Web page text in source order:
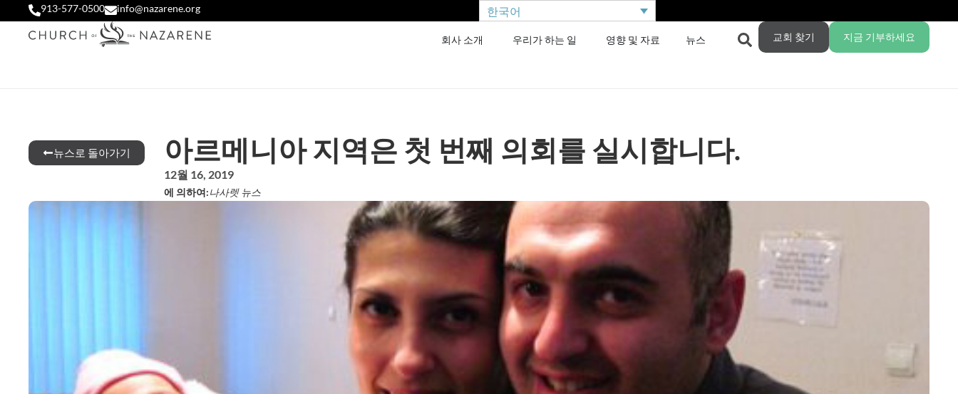
913-577-0500 info@nazarene.org 한국어
회사 소개 우리가 하는 일 영향 및 자료 뉴스 교회 찾기 지금 기부하세요
뉴스로 돌아가기 아르메니아 지역은 첫 번째 의회를 실시합니다.
12월 16, 2019
에 의하여:나사렛 뉴스